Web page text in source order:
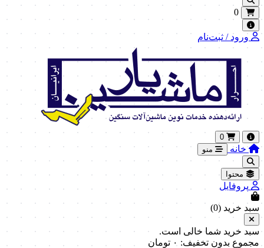
0
ورود / ثبت‌نام
0
خانه منو
محتوا
پروفایل
سبد خرید (0
)
سبد خرید شما خالی است.
مجموع بدون تخفیف: ۰ تومان